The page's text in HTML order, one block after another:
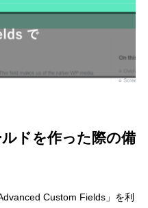
ドを作った際の備
Advanced Custom Fields」 を利